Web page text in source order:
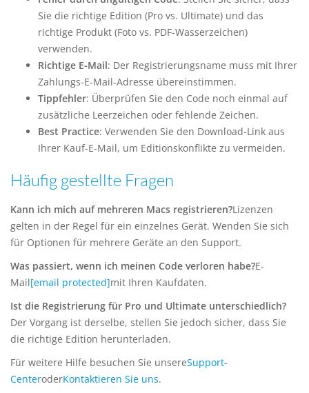
Sie die richtige Edition (Pro vs. Ultimate) und das
richtige Produkt (Foto vs. PDF-Wasserzeichen)
verwenden.
Richtige E-Mail: Der Registrierungsname muss mit Ihrer
Zahlungs-E-Mail-Adresse übereinstimmen.
Tippfehler: Überprüfen Sie den Code noch einmal auf
zusätzliche Leerzeichen oder fehlende Zeichen.
Best Practice: Verwenden Sie den Download-Link aus
Ihrer Kauf-E-Mail, um Editionskonflikte zu vermeiden.
Häufig gestellte Fragen
Kann ich mich auf mehreren Macs registrieren?Lizenzen
gelten in der Regel für ein einzelnes Gerät. Wenden Sie sich
für Optionen für mehrere Geräte an den Support.
Was passiert, wenn ich meinen Code verloren habe?E-
Mail[email protected]mit Ihren Kaufdaten.
Ist die Registrierung für Pro und Ultimate unterschiedlich?
Der Vorgang ist derselbe, stellen Sie jedoch sicher, dass Sie
die richtige Edition herunterladen.
Für weitere Hilfe besuchen Sie unsereSupport-
CenteroderKontaktieren Sie uns.